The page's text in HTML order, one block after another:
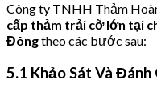
Công ty TNHH Thảm
cấp thảm trải cỡ lớn tại
Đôngtheo các bước sau:
5.1 Khảo Sát Và Đánh